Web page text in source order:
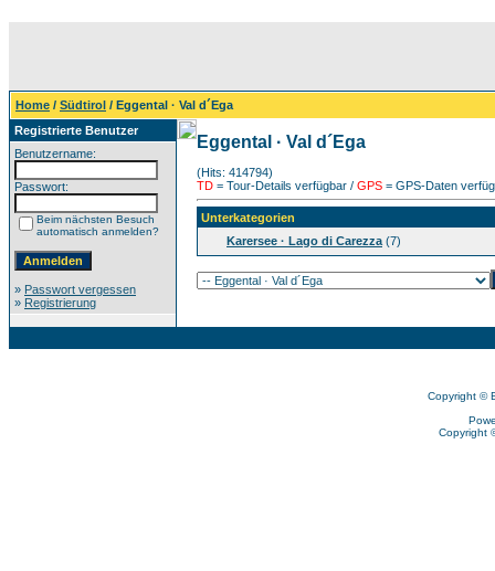
Home / Südtirol / Eggental · Val d´Ega
Registrierte Benutzer
Benutzername:
Passwort:
Beim nächsten Besuch
automatisch anmelden?
» Passwort vergessen
» Registrierung
Eggental · Val d´Ega
(Hits: 414794)
TD = Tour-Details verfügbar / GPS = GPS-Daten
Unterkategorien
Karersee · Lago di Carezza (7)
Copyright ©
Copyright